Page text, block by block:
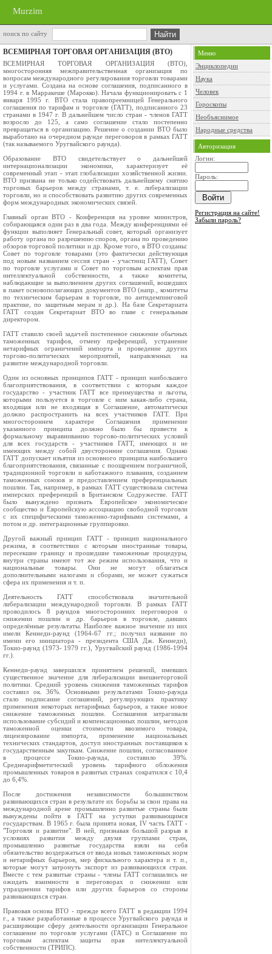
Murzim
поиск по сайту
ВСЕМИРНАЯ ТОРГОВАЯ ОРГАНИЗАЦИЯ (ВТО)
ВСЕМИРНАЯ ТОРГОВАЯ ОРГАНИЗАЦИЯ (ВТО),
многосторонняя межправительственная организация по
вопросам международного регулирования торговли товарами
и услугами. Создана на основе соглашения, подписанного в
1994 г. в Марракеше (Марокко). Начала функционировать с 1
января 1995 г. ВТО стала правопреемницей Генерального
соглашения по тарифам и торговле (ГАТТ), подписанного 23
странами в 1947 г. В дальнейшем число стран - членов ГАТТ
возросло до 125, а само соглашение стало постепенно
превращаться в организацию. Решение о создании ВТО было
выработано на очередном раунде переговоров в рамках ГАТТ
(так называемого Уругвайского раунда).
Образование ВТО свидетельствует о дальнейшей
интернационализации экономики, характеризует её
современный этап - этап глобализации хозяйственной жизни.
ВТО призвана не только содействовать дальнейшему снятию
торговых барьеров между странами, т. е. либерализации
торговли, но и способствовать развитию других современных
форм международных экономических связей.
Главный орган ВТО - Конференция на уровне министров,
собирающаяся один раз в два года. Между конференциями её
функции выполняет Генеральный совет, который организует
работу органа по разрешению споров, органа по проведению
обзоров торговой политики и др. Кроме того, в ВТО созданы:
Совет по торговле товарами (это фактически действующая
под новым названием сессия стран - участниц ГАТТ), Совет
по торговле услугами и Совет по торговым аспектам прав
интеллектуальной собственности, а также комитеты,
наблюдающие за выполнением других соглашений, вошедших
в пакет основополагающих документов ВТО (напр., комитеты
по техническим барьерам в торговле, по антидемпинговой
практике, по защитным мерам и др.). На базе Секретариата
ГАТТ создан Секретариат ВТО во главе с генеральным
директором.
ГАТТ ставило своей задачей постепенное снижение обычных
таможенных тарифов, отмену преференций, устранение
нетарифных ограничений импорта и проведение других
торгово-политических мероприятий, направленных на
развитие международной торговли.
Один из основных принципов ГАТТ - принцип наибольшего
благоприятствования, в соответствии с которым каждое
государство - участник ГАТТ все преимущества и льготы,
которыми пользуется в торговле с ним какая-либо страна,
входящая или не входящая в Соглашение, автоматически
должно распространить на всех участников ГАТТ. При
многостороннем характере Соглашения применение
указанного принципа должно было бы привести к
формальному выравниванию торгово-политических условий
для всех государств - участников ГАТТ, имеющих и не
имеющих между собой двусторонние соглашения. Однако
ГАТТ допускает изъятия из основного принципа наибольшего
благоприятствования, связанные с поощрением пограничной,
традиционной торговли и каботажного плавания, созданием
таможенных союзов и предоставлением преференциальных
пошлин. Так, например, в рамках ГАТТ существовала система
имперских преференций в Британском Содружестве. ГАТТ
было вынуждено признать Европейское экономическое
сообщество и Европейскую ассоциацию свободной торговли
с их специфическими таможенно-тарифными системами, а
потом и др. интеграционные группировки.
Другой важный принцип ГАТТ - принцип национального
режима, в соответствии с которым иностранные товары,
пересекшие границу и прошедшие таможенные процедуры,
внутри страны имеют тот же режим использования, что и
национальные товары. Они не могут облагаться
дополнительными налогами и сборами, не может сужаться
сфера их применения и т. п.
Деятельность ГАТТ способствовала значительной
либерализации международной торговли. В рамках ГАТТ
проводилось 8 раундов многосторонних переговоров о
снижении пошлин и др. барьеров в торговле, давших
определённые результаты. Наиболее важное значение из них
имели Кеннеди-раунд (1964-67 гг.; получил название по
имени его инициатора - президента США Дж. Кеннеди),
Токио-раунд (1973- 1979 гг.), Уругвайский раунд (1986-1994
гг.).
Кеннеди-раунд завершился принятием решений, имевших
существенное значение для либерализации внешнеторговой
политики. Средний уровень снижения таможенных тарифов
составил ок. 36%. Основными результатами Токио-раунда
стало подписание соглашений, регулирующих практику
применения некоторых нетарифных барьеров, а также новое
снижение таможенных пошлин. Соглашения затрагивали
использование субсидий и компенсационных пошлин, методов
таможенной оценки стоимости ввозимого товара,
лицензирование импорта, применение национальных
технических стандартов, доступ иностранных поставщиков к
государственным закупкам. Снижение пошлин, согласованное
в процессе Токио-раунда, составило 39%.
Среднеарифметический уровень тарифного обложения
промышленных товаров в развитых странах сократился с 10,4
до 6,4%.
После достижения независимости большинством
развивающихся стран в результате их борьбы за свои права на
международной арене промышленно развитые страны были
вынуждены пойти в ГАТТ на уступки развивающимся
государствам. В 1965 г. была принята новая, IV часть ГАТТ -
"Торговля и развитие". В ней, признавая большой разрыв в
условиях развития между двумя группами стран,
промышленно развитые государства взяли на себя
обязательство воздержаться от ввода новых таможенных норм
и нетарифных барьеров, мер фискального характера и т. п.,
которые могут затронуть экспорт из развивающихся стран.
Вместе с тем развитые страны - члены ГАТТ соглашались не
ожидать взаимности в переговорах о снижении или
упразднении тарифов или других барьеров со стороны
развивающихся стран.
Правовая основа ВТО - прежде всего ГАТТ в редакции 1994
г., а также разработанные в процессе Уругвайского раунда и
расширяющие сферу деятельности организации Генеральное
соглашение по торговле услугами (ГАТС) и Соглашение по
торговым аспектам защиты прав интеллектуальной
собственности (ТРИПС).
Меню
Энциклопедии
Наука
Человек
Гороскопы
Необъяснимое
Народные средства
Авторизация
Логин:
Пароль:
Регистрация на сайте!
Забыли пароль?